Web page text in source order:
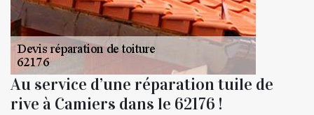
Au service d’une réparation tuile de
rive à Camiers dans le 62176 !